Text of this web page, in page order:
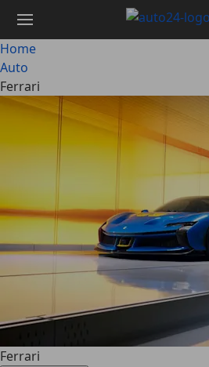
contenuto
principale
Home
Auto
Ferrari
Ferrari